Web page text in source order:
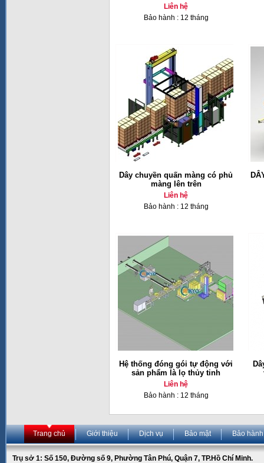
Liên hệ
Bảo hành : 12 tháng
Dây chuyền quấn màng có phủ
màng lên trên
Liên hệ
Bảo hành : 12 tháng
Hệ thống đóng gói tự động với
sản phẩm là lọ thủy tinh
Liên hệ
Bảo hành : 12 tháng
Trang chủ Giới thiệu Dịch vụ Bảo mật Bảo hành
Trụ sở 1: Số 150, Đường số 9, Phường Tân Phú, Quận 7, TP.Hồ Chí Minh.